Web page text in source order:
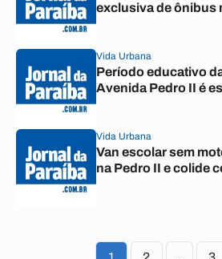
exclusiva de ônibus
Vida Urbana
Período educativo
Avenida Pedro II é
Vida Urbana
Van escolar sem
na Pedro II e colide